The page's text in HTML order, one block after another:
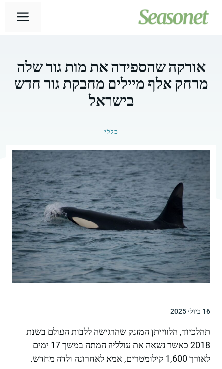
לתוכן
אורקה שהספידה את מות גור שלה
מרחק אלף מיילים מחבקת גור חדש
בישראל
כללי
16 ביולי 2025
תהלכיוד, הלווייתן המזנק שהרגישה ללבות העולם בשנת
2018 כאשר נשאה את עולליה המתה במשך 17 ימים
לאורך 1,600 קילומטרים, אמא לאחרונה ולדה מחדש.